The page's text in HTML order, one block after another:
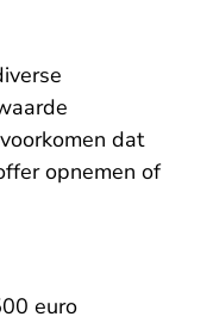
dat
opnemen of
euro